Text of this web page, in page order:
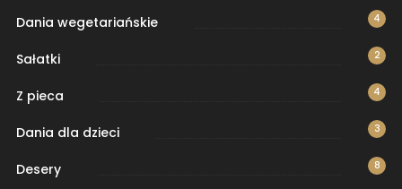
Dania wegetariańskie 4
Sałatki 2
Z pieca 4
Dania dla dzieci 3
Desery 8